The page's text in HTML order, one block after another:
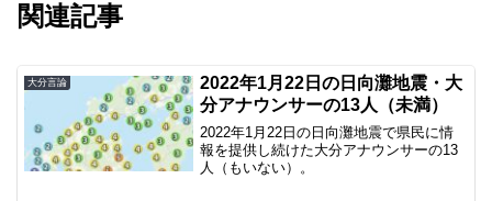
関連記事
大分言論
2022年1月22日の日向灘地震・大
分アナウンサーの13人（未満）
2022年1月22日の日向灘地震で県民に情
報を提供し続けた大分アナウンサーの13
人（もいない）。